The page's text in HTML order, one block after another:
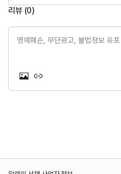
리뷰 (0)
명예훼손, 무단광고, 불법정보 유